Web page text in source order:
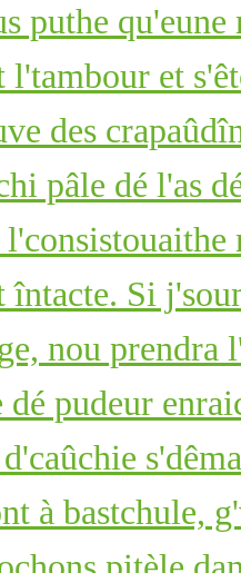
puthe
l'tambour et
des
pâle dé l'as
întacte. Si
nou prendra
pudeur
à bastchule,